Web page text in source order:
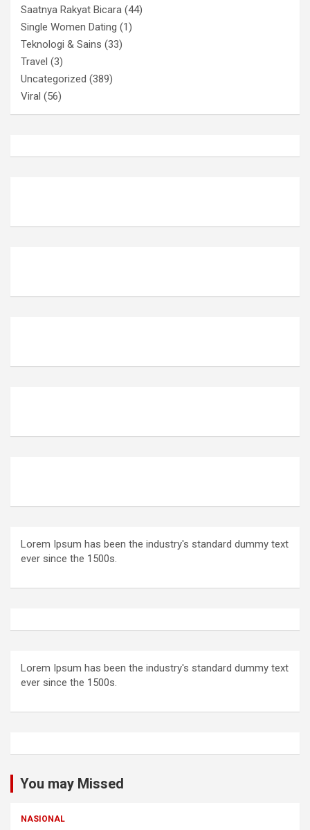
Saatnya Rakyat Bicara (44)
Single Women Dating (1)
Teknologi & Sains (33)
Travel (3)
Uncategorized (389)
Viral (56)
Lorem Ipsum has been the industry's standard dummy text
ever since the 1500s.
Lorem Ipsum has been the industry's standard dummy text
ever since the 1500s.
You may Missed
NASIONAL